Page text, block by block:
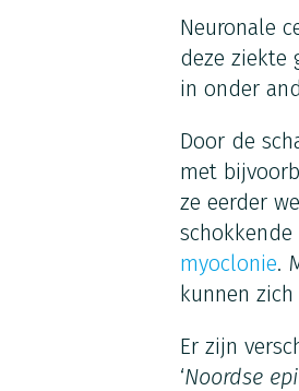
Neuronale
deze ziekte
in onder
Door de
met
ze eerder
myoclonie.
kunnen
Er zijn
‘Noordse